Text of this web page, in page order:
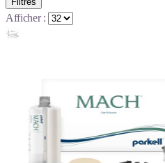
Afficher :